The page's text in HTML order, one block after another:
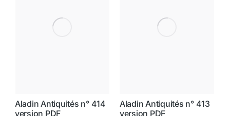
Aladin Antiquités n° 414
version PDF
Aladin Antiquités n° 413
version PDF